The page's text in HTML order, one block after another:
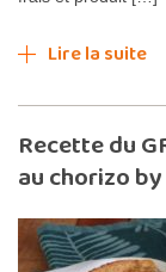
Lire la suite
Recette du
au chorizo